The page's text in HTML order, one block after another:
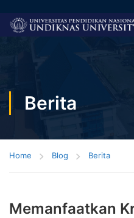
Berita
Home Blog Berita
Memanfaatkan